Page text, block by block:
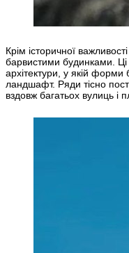
Крім історичної
барвистими будинками.
архітектури, у якій
ландшафт. Ряди тісно
вздовж багатьох вулиць і